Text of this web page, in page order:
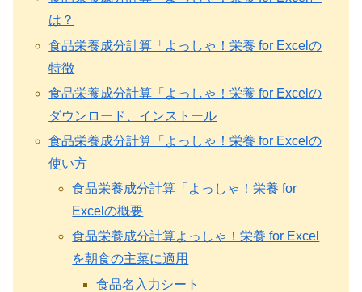
は？
食品栄養成分計算「よっしゃ！栄養 for Excelの
特徴
食品栄養成分計算「よっしゃ！栄養 for Excelの
ダウンロード、インストール
食品栄養成分計算「よっしゃ！栄養 for Excelの
使い方
食品栄養成分計算「よっしゃ！栄養 for
Excelの概要
食品栄養成分計算よっしゃ！栄養 for Excel
を朝食の主菜に適用
食品名入力シート